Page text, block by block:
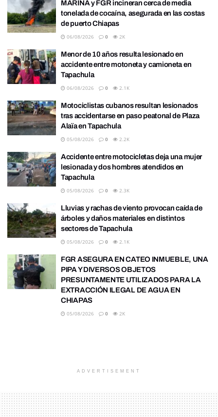
MARINA y FGR incineran cerca de media
tonelada de cocaína, asegurada en las costas
de puerto Chiapas
06/08/2026 0 2K
Menor de 10 años resulta lesionado en
accidente entre motoneta y camioneta en
Tapachula
06/08/2026 0 2.1K
Motociclistas cubanos resultan lesionados
tras accidentarse en paso peatonal de Plaza
Alaïa en Tapachula
05/08/2026 0 2.2K
Accidente entre motocicletas deja una mujer
lesionada y dos hombres atendidos en
Tapachula
05/08/2026 0 2.3K
Lluvias y rachas de viento provocan caída de
árboles y daños materiales en distintos
sectores de Tapachula
05/08/2026 0 2.1K
FGR ASEGURA EN CATEO INMUEBLE, UNA
PIPA Y DIVERSOS OBJETOS
PRESUNTAMENTE UTILIZADOS PARA LA
EXTRACCIÓN ILEGAL DE AGUA EN
CHIAPAS
05/08/2026 0 2K
ADVERTISEMENT